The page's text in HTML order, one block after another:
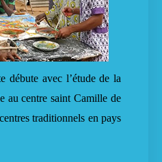
débute avec l’étude de la
au centre saint Camille de
traditionnels en pays